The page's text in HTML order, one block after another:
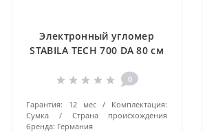
Электронный угломер
STABILA TECH 700 DA 80 см
0
Гарантия: 12 мес
Комплектация:
Сумка
Страна происхождения
бренда: Германия